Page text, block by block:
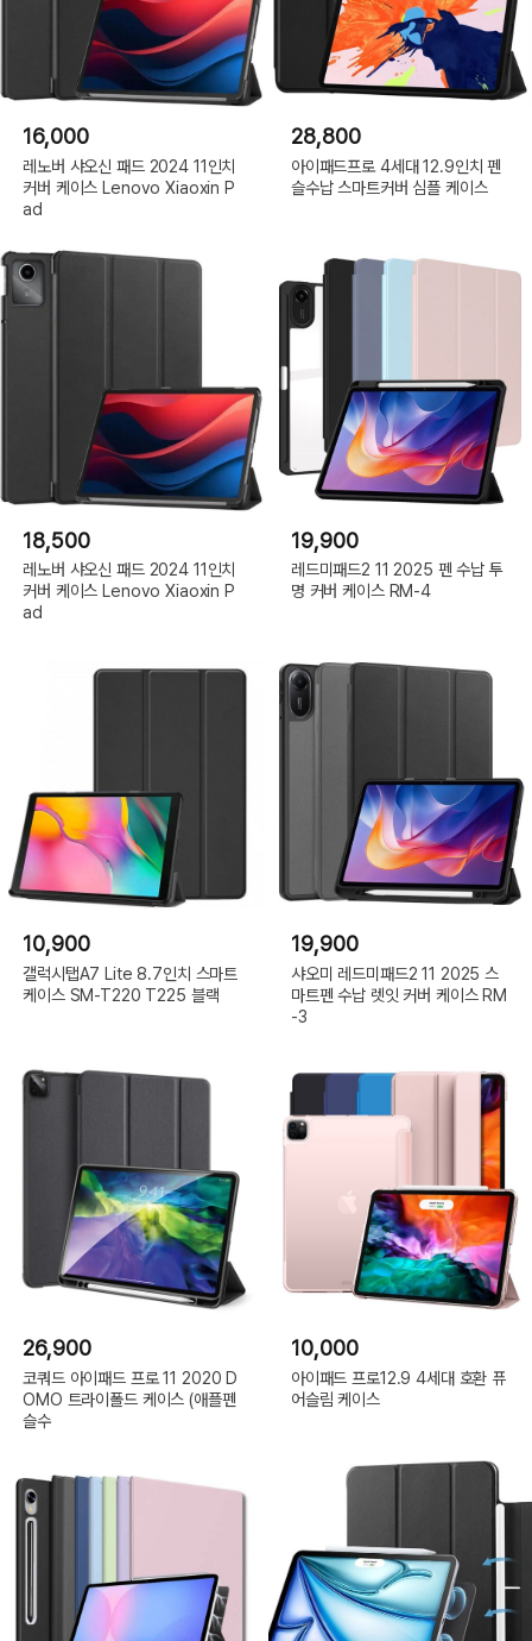
16,000
레노버 샤오신 패드 2024 11인치
커버 케이스 Lenovo Xiaoxin P
ad
28,800
아이패드프로 4세대 12.9인치 펜
슬수납 스마트커버 심플 케이스
18,500
레노버 샤오신 패드 2024 11인치
커버 케이스 Lenovo Xiaoxin P
ad
19,900
레드미패드2 11 2025 펜 수납 투
명 커버 케이스 RM-4
10,900
갤럭시탭A7 Lite 8.7인치 스마트
케이스 SM-T220 T225 블랙
19,900
샤오미 레드미패드2 11 2025 스
마트펜 수납 렛잇 커버 케이스 RM
-3
26,900
코쿼드 아이패드 프로 11 2020 D
OMO 트라이폴드 케이스 (애플펜
슬수
10,000
아이패드 프로12.9 4세대 호환 퓨
어슬림 케이스